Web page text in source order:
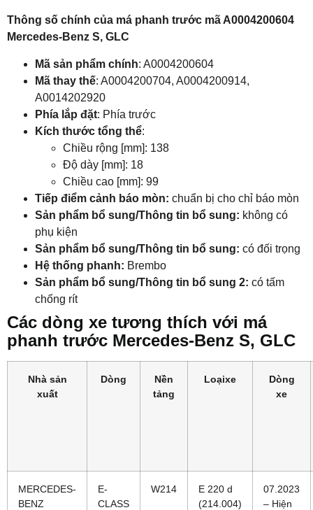
Thông số chính của má phanh trước mã A0004200604
Mercedes-Benz S, GLC
Mã sản phẩm chính: A0004200604
Mã thay thế: A0004200704, A0004200914,
A0014202920
Phía lắp đặt: Phía trước
Kích thước tổng thể:
Chiều rộng [mm]: 138
Độ dày [mm]: 18
Chiều cao [mm]: 99
Tiếp điểm cảnh báo mòn: chuẩn bị cho chỉ báo mòn
Sản phẩm bổ sung/Thông tin bổ sung: không có
phụ kiện
Sản phẩm bổ sung/Thông tin bổ sung: có đối trọng
Hệ thống phanh: Brembo
Sản phẩm bổ sung/Thông tin bổ sung 2: có tấm
chống rít
Các dòng xe tương thích với má
phanh trước Mercedes-Benz S, GLC
Nhà sản
xuất
Dòng
Nền
tảng
Loạixe
Dòng
xe
MERCEDES-
BENZ
E-
CLASS
W214
E 220 d
(214.004)
07.2023
– Hiện